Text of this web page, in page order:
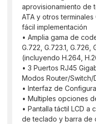
aprovisionamiento de
ATA y otros
fácil implementación
• Amplia gama de
G.722, G.723.1,
(incluyendo H.264,
• 3 Puertos RJ45
Modos Router/Switch/
• Interfaz de
• Multiples opciones
• Pantalla táctil LCD
de teclado y barra de